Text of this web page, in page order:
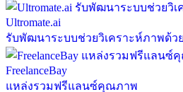
Ultromate.ai
รับพัฒนาระบบช่วยวิเคราะห์ภาพด้ว
FreelanceBay
แหล่งรวมฟรีแลนซ์คุณภาพ